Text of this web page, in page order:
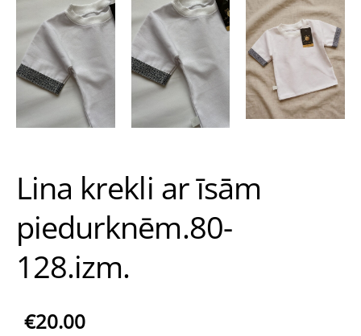
Lina krekli ar īsām
piedurknēm.80-
128.izm.
€20.00